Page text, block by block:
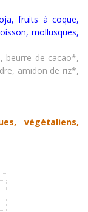
fruits à coque,
mollusques,
beurre de cacao*,
amidon de riz*,
végétaliens,